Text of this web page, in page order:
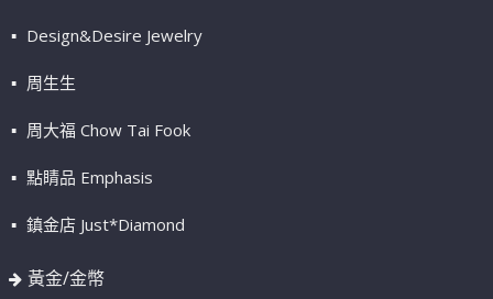
Design&Desire Jewelry
周生生
周大福 Chow Tai Fook
點睛品 Emphasis
鎮金店 Just*Diamond
黃金/金幣